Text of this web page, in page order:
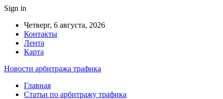
Sign in
Четверг, 6 августа, 2026
Контакты
Лента
Карта
Новости арбитража трафика
Главная
Статьи по арбитражу трафика